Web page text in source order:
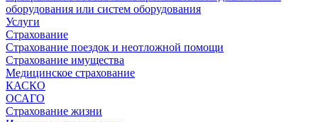
оборудования или систем оборудования
Услуги
Страхование
Страхование поездок и неотложной помощи
Страхование имущества
Медицинское страхование
КАСКО
ОСАГО
Страхование жизни